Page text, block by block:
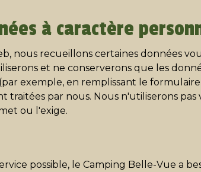
à caractère
nous recueillons certaines données
et ne conserverons que les
exemple, en remplissant le
traitées par nous. Nous n'utiliserons
ou l'exige.
possible, le Camping Belle-Vue a